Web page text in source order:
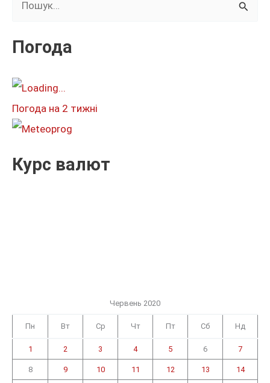
к
т
:
Погода
Погода на 2 тижні
Курс валют
Червень 2020
Пн Вт Ср Чт Пт Сб Нд
1 2 3 4 5 6 7
8 9 10 11 12 13 14